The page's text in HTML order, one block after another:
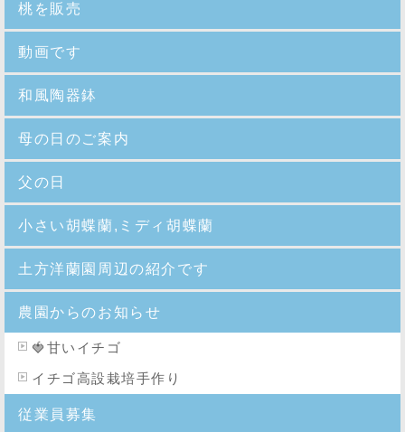
桃を販売
動画です
和風陶器鉢
母の日のご案内
父の日
小さい胡蝶蘭,ミディ胡蝶蘭
土方洋蘭園周辺の紹介です
農園からのお知らせ
🍓 甘いイチゴ
イチゴ高設栽培手作り
従業員募集